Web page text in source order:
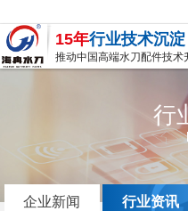
15年行业技术沉淀
推动中国高端水刀配件技术
行
企业新闻 行业资讯